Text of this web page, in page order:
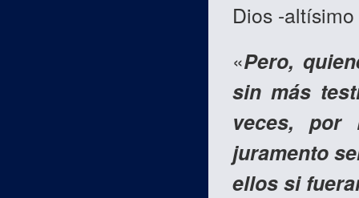
Dios -
«Pero,
sin más
veces, por
juramento
ellos si